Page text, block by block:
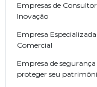
Empresas de
Inovação
Empresa
Comercial
Empresa de
proteger seu